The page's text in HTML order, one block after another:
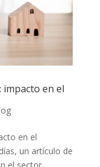
en el
en el
un artículo de
el sector